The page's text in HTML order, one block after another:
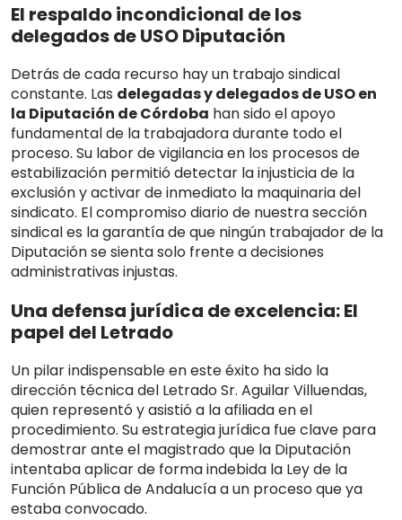
El respaldo incondicional de los
delegados de USO Diputación
Detrás de cada recurso hay un trabajo sindical
constante. Las delegadas y delegados de USO en
la Diputación de Córdoba han sido el apoyo
fundamental de la trabajadora durante todo el
proceso. Su labor de vigilancia en los procesos de
estabilización permitió detectar la injusticia de la
exclusión y activar de inmediato la maquinaria del
sindicato. El compromiso diario de nuestra sección
sindical es la garantía de que ningún trabajador de la
Diputación se sienta solo frente a decisiones
administrativas injustas.
Una defensa jurídica de excelencia: El
papel del Letrado
Un pilar indispensable en este éxito ha sido la
dirección técnica del Letrado Sr. Aguilar Villuendas,
quien representó y asistió a la afiliada en el
procedimiento. Su estrategia jurídica fue clave para
demostrar ante el magistrado que la Diputación
intentaba aplicar de forma indebida la Ley de la
Función Pública de Andalucía a un proceso que ya
estaba convocado.